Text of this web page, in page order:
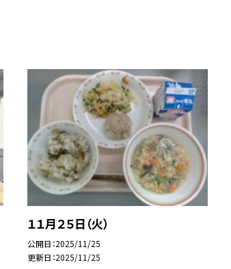
１１月２５日（火）
公開日 2025/11/25
更新日 2025/11/25